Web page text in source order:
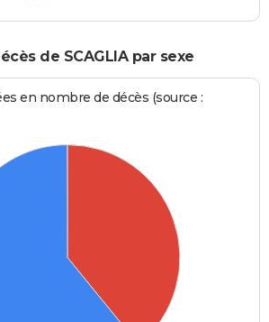
de SCAGLIA par sexe
en nombre de décès (source :